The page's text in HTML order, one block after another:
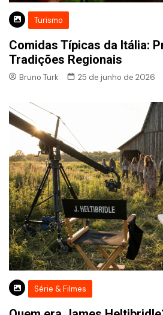
Turismo
Comidas Típicas da Itália:
Tradições Regionais
Bruno Turk 25 de junho de 2026
Série & Filmes